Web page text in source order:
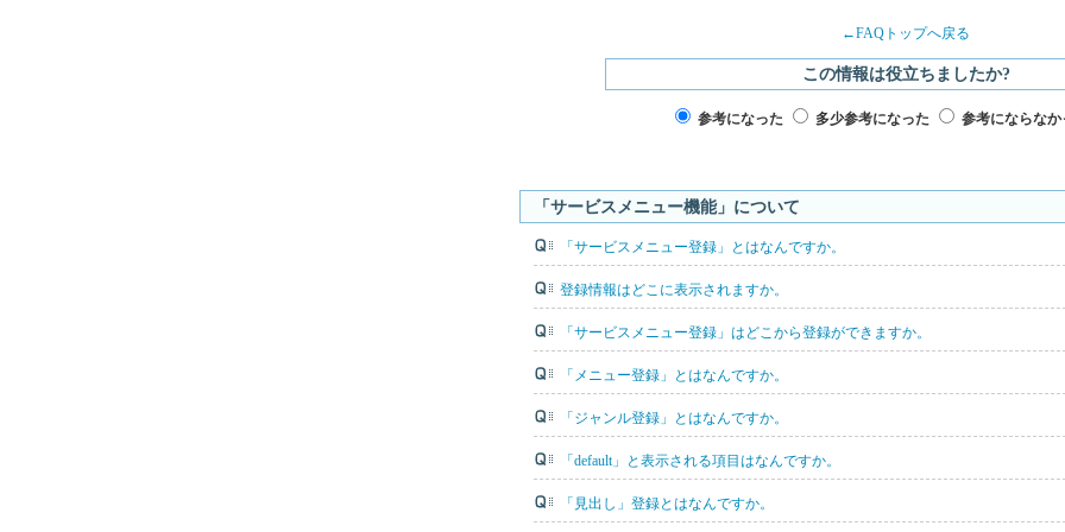
←FAQトップへ戻る
この情報は役立ちましたか?
参考になった 多少参考になった 参考にならなか
「サービスメニュー機能」について
「サービスメニュー登録」とはなんですか。
登録情報はどこに表示されますか。
「サービスメニュー登録」はどこから登録ができますか。
「メニュー登録」とはなんですか。
「ジャンル登録」とはなんですか。
「default」と表示される項目はなんですか。
「見出し」登録とはなんですか。